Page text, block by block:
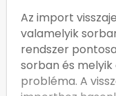
Az import
valamelyik
rendszer
sorban és
probléma. A